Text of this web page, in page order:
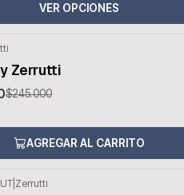
VER OPCIONES
Zerrutti
$245.000
AGREGAR AL CARRITO
Zerrutti